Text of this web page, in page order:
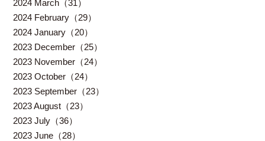
2024 March（31）
2024 February（29）
2024 January（20）
2023 December（25）
2023 November（24）
2023 October（24）
2023 September（23）
2023 August（23）
2023 July（36）
2023 June（28）